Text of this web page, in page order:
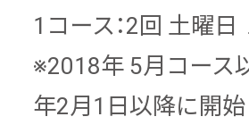
1コース：2回 土曜日
※2018年 5月コース
年2月1日以降に開始